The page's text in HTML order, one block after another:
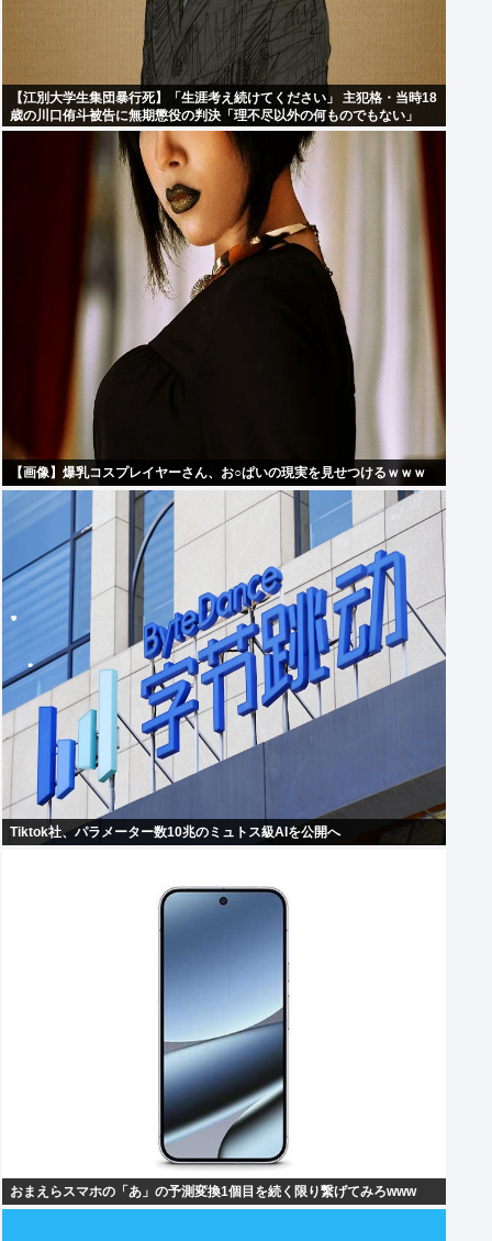
【江別大学生集団暴行死】「生涯考え続けてください」 主犯格・当時18
歳の川口侑斗被告に無期懲役の判決「理不尽以外の何ものでもない」
【画像】爆乳コスプレイヤーさん、お○ぱいの現実を見せつけるｗｗｗ
Tiktok社、パラメーター数10兆のミュトス級AIを公開へ
おまえらスマホの「あ」の予測変換1個目を続く限り繋げてみろwww